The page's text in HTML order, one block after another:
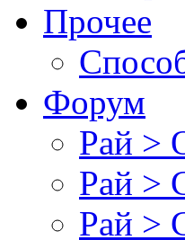
Прочее
Форум
Рай >
Рай >
Рай >